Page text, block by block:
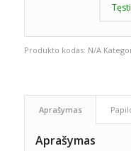
Produkto kodas: N/A
Aprašymas
Aprašymas